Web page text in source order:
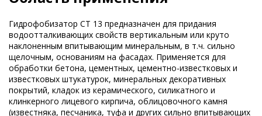
Гидрофобизатор CT 13 предназначен для придания
водоотталкивающих свойств вертикальным или круто
наклоненным впитывающим минеральным, в т.ч. сильно
щелочным, основаниям на фасадах. Применяется для
обработки бетона, цементных, цементно-известковых и
известковых штукатурок, минеральных декоративных
покрытий, кладок из керамического, силикатного и
клинкерного лицевого кирпича, облицовочного камня
(известняка, песчаника, туфа и других сильно впитывающих